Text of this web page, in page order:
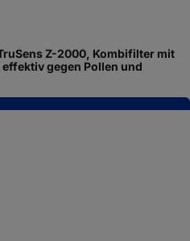
Z-2000, Kombifilter mit
gegen Pollen und